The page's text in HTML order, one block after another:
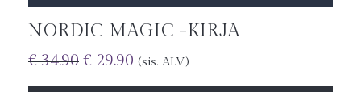
NORDIC MAGIC -KIRJA
€34.90 € 29.90 (sis. ALV)